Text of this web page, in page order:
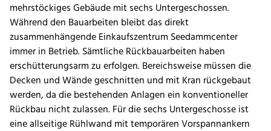
mehrstöckiges Gebäude mit sechs Untergeschossen.
Während den Bauarbeiten bleibt das direkt
zusammenhängende Einkaufszentrum Seedammcenter
immer in Betrieb. Sämtliche Rückbauarbeiten haben
erschütterungsarm zu erfolgen. Bereichsweise müssen die
Decken und Wände geschnitten und mit Kran rückgebaut
werden, da die bestehenden Anlagen ein konventioneller
Rückbau nicht zulassen. Für die sechs Untergeschosse ist
eine allseitige Rühlwand mit temporären Vorspannankern